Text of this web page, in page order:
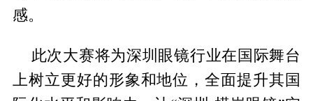
感。
此次大赛将为深圳眼镜行业在国际舞台
上树立更好的形象和地位，全面提升其国